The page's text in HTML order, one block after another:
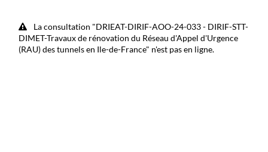
La consultation "DRIEAT-DIRIF-AOO-24-033 - DIRIF-STT-
DIMET-Travaux de rénovation du Réseau d'Appel d'Urgence
(RAU) des tunnels en Ile-de-France" n'est pas en ligne.